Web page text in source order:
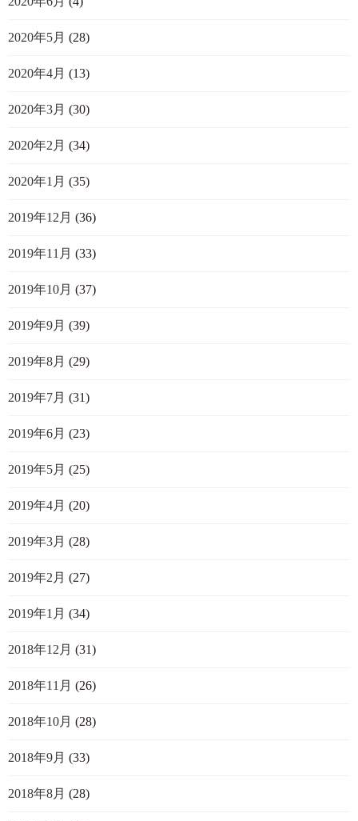
2020年5月 (28)
2020年4月 (13)
2020年3月 (30)
2020年2月 (34)
2020年1月 (35)
2019年12月 (36)
2019年11月 (33)
2019年10月 (37)
2019年9月 (39)
2019年8月 (29)
2019年7月 (31)
2019年6月 (23)
2019年5月 (25)
2019年4月 (20)
2019年3月 (28)
2019年2月 (27)
2019年1月 (34)
2018年12月 (31)
2018年11月 (26)
2018年10月 (28)
2018年9月 (33)
2018年8月 (28)